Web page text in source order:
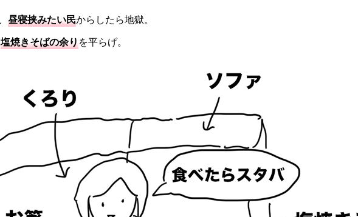
昼寝挟みたい民からしたら地獄。
塩焼きそばの余りを平らげ。